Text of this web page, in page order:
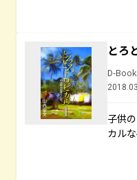
とろ
D-
子供
カル